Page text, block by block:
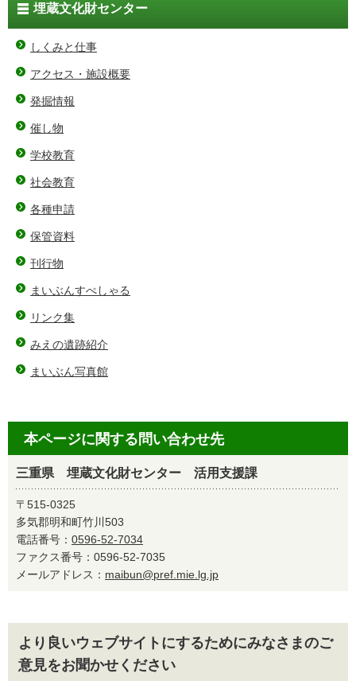
埋蔵文化財センター
しくみと仕事
アクセス・施設概要
発掘情報
催し物
学校教育
社会教育
各種申請
保管資料
刊行物
まいぶんすぺしゃる
リンク集
みえの遺跡紹介
まいぶん写真館
本ページに関する問い合わせ先
三重県 埋蔵文化財センター 活用支援課
〒515-0325
多気郡明和町竹川503
電話番号： 0596-52-7034
ファクス番号：0596-52-7035
メールアドレス： maibun@pref.mie.lg.jp
より良いウェブサイトにするためにみなさまのご
意見をお聞かせください